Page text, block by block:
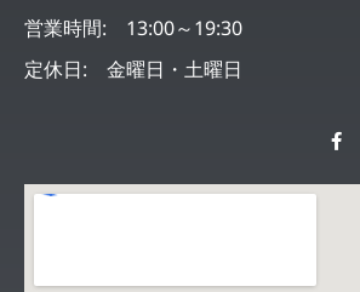
営業時間: 13:00～19:30
定休日: 金曜日・土曜日